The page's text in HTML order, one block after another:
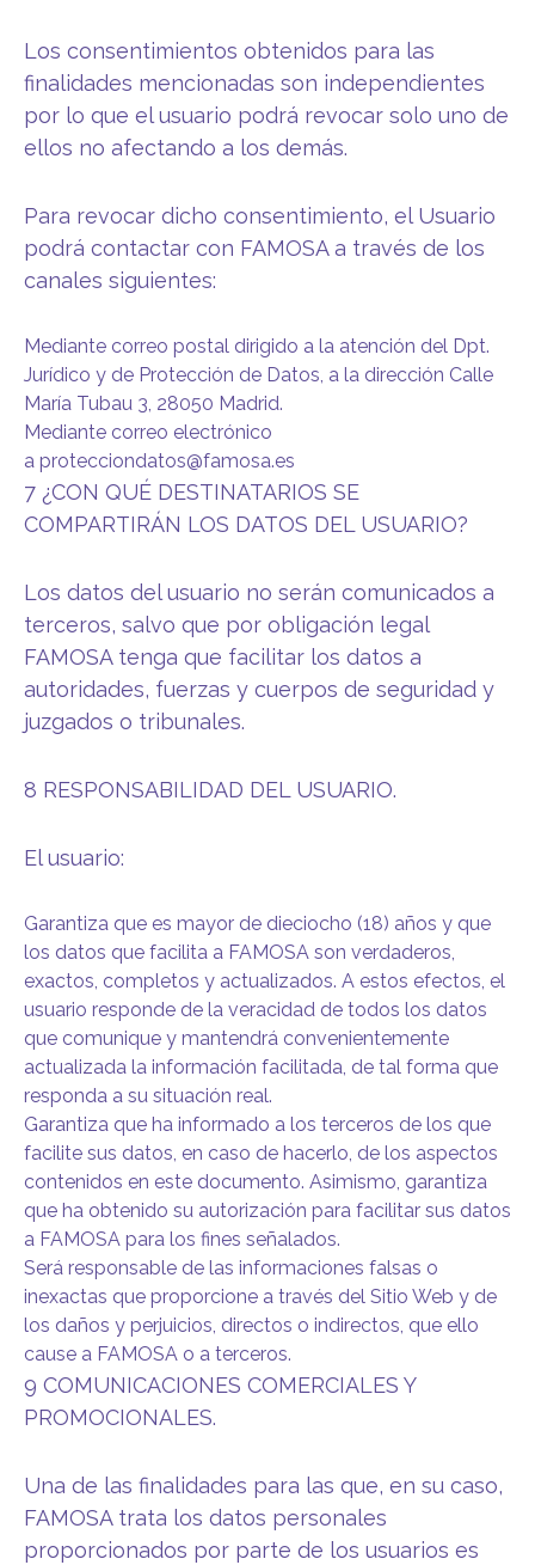
Los consentimientos obtenidos para las
finalidades mencionadas son independientes
por lo que el usuario podrá revocar solo uno de
ellos no afectando a los demás.
Para revocar dicho consentimiento, el Usuario
podrá contactar con FAMOSA a través de los
canales siguientes:
Mediante correo postal dirigido a la atención del Dpt.
Jurídico y de Protección de Datos, a la dirección Calle
María Tubau 3, 28050 Madrid.
Mediante correo electrónico
a protecciondatos@famosa.es
7 ¿CON QUÉ DESTINATARIOS SE
COMPARTIRÁN LOS DATOS DEL USUARIO?
Los datos del usuario no serán comunicados a
terceros, salvo que por obligación legal
FAMOSA tenga que facilitar los datos a
autoridades, fuerzas y cuerpos de seguridad y
juzgados o tribunales.
8 RESPONSABILIDAD DEL USUARIO.
El usuario:
Garantiza que es mayor de dieciocho (18) años y que
los datos que facilita a FAMOSA son verdaderos,
exactos, completos y actualizados. A estos efectos, el
usuario responde de la veracidad de todos los datos
que comunique y mantendrá convenientemente
actualizada la información facilitada, de tal forma que
responda a su situación real.
Garantiza que ha informado a los terceros de los que
facilite sus datos, en caso de hacerlo, de los aspectos
contenidos en este documento. Asimismo, garantiza
que ha obtenido su autorización para facilitar sus datos
a FAMOSA para los fines señalados.
Será responsable de las informaciones falsas o
inexactas que proporcione a través del Sitio Web y de
los daños y perjuicios, directos o indirectos, que ello
cause a FAMOSA o a terceros.
9 COMUNICACIONES COMERCIALES Y
PROMOCIONALES.
Una de las finalidades para las que, en su caso,
FAMOSA trata los datos personales
proporcionados por parte de los usuarios es